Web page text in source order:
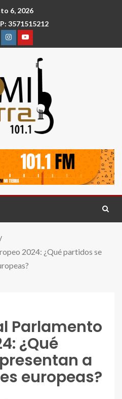
6, 2026
3571515212
2024: ¿Qué partidos se
Parlamento
¿Qué
a
europeas?